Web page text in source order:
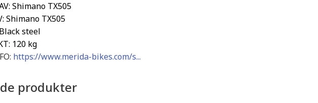
Shimano TX505
Shimano TX505
steel
120 kg
https://www.merida-bikes.com/s...
produkter